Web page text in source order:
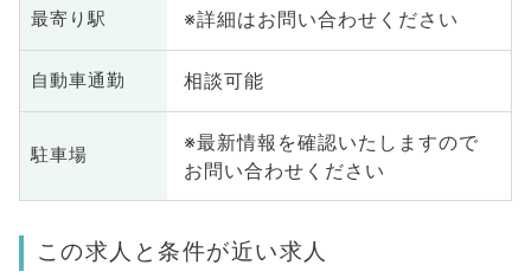
最寄り駅 ※詳細はお問い合わせください
自動車通勤 相談可能
駐車場
※最新情報を確認いたしますので
お問い合わせください
この求人と条件が近い求人